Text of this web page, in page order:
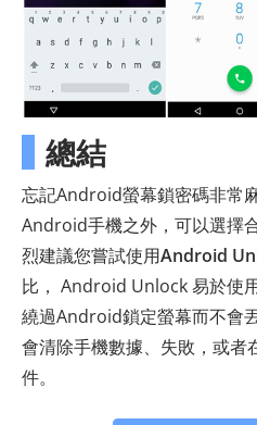
總結
忘記Android螢幕鎖密碼非常
Android手機之外，可以選擇
烈建議您嘗試使用Android
比， Android Unlock 易於使
繞過Android鎖定螢幕而不會
會清除手機數據、失敗，或者
件。